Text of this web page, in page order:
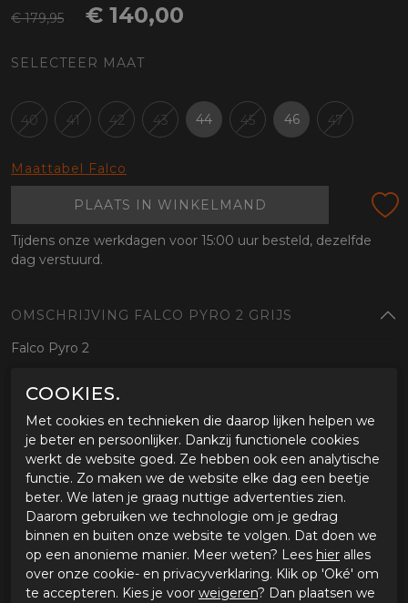
€ 179,95 € 140,00
SELECTEER MAAT
40 41 42 43 44 45 46 47
Maattabel Falco
PLAATS IN WINKELMAND
Tijdens onze werkdagen voor 15:00 uur besteld, dezelfde
dag verstuurd.
OMSCHRIJVING FALCO PYRO 2 GRIJS
Falco Pyro 2
SPECIFICATIES FALCO PYRO 2 GRIJS
Merk
Falco
Leveranciercode
735126846707
Categorie
Motorschoenen
Kleur
bruin
Materiaal buitenkant
Bestelcode
ci36246723grijs
GERELATEERDE PRODUCTEN
COOKIES.
Met cookies en technieken die daarop lijken helpen we
je beter en persoonlijker. Dankzij functionele cookies
werkt de website goed. Ze hebben ook een analytische
functie. Zo maken we de website elke dag een beetje
beter. We laten je graag nuttige advertenties zien.
Daarom gebruiken we technologie om je gedrag
binnen en buiten onze website te volgen. Dat doen we
op een anonieme manier. Meer weten? Lees hier alles
over onze cookie- en privacyverklaring. Klik op 'Oké' om
te accepteren. Kies je voor weigeren? Dan plaatsen we